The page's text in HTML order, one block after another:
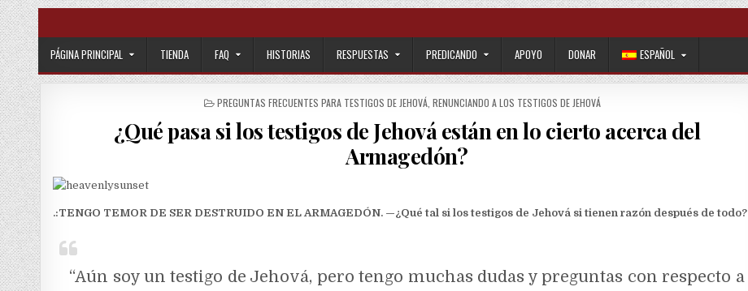
Skip to content
PÁGINA PRINCIPAL TIENDA FAQ HISTORIAS RESPUESTAS PREDICANDO APOYO DONAR ESPAÑOL
POSTED IN
PREGUNTAS FRECUENTES PARA TESTIGOS DE JEHOVÁ ,RENUNCIANDO A LOS TESTIGOS DE JEHOVÁ
¿Qué pasa si los testigos de Jehová están en lo cierto acerca del
Armagedón?
.:TENGO TEMOR DE SER DESTRUIDO EN EL ARMAGEDÓN. —¿Qué tal si los testigos de Jehová si tienen razón después de todo?
“Aún soy un testigo de Jehová, pero tengo muchas dudas y preguntas con respecto a